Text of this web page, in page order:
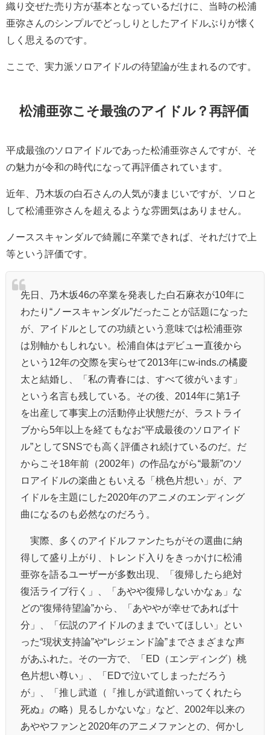
織り交ぜた売り方が基本となっているだけに、当時の松浦
亜弥さんのシンプルでどっしりとしたアイドルぶりが懐く
しく思えるのです。
ここで、実力派ソロアイドルの待望論が生まれるのです。
松浦亜弥こそ最強のアイドル？再評価
平成最強のソロアイドルであった松浦亜弥さんですが、そ
の魅力が令和の時代になって再評価されています。
近年、乃木坂の白石さんの人気が凄まじいですが、ソロと
して松浦亜弥さんを超えるような雰囲気はありません。
ノーススキャンダルで綺麗に卒業できれば、それだけで上
等という評価です。
先日、乃木坂46の卒業を発表した白石麻衣が10年に
わたり“ノースキャンダル”だったことが話題になった
が、アイドルとしての功績という意味では松浦亜弥
は別軸かもしれない。松浦自体はデビュー直後から
という12年の交際を実らせて2013年にw-inds.の橘慶
太と結婚し、「私の青春には、すべて彼がいます」
という名言も残している。その後、2014年に第1子
を出産して事実上の活動停止状態だが、ラストライ
ブから5年以上を経てもなお“平成最後のソロアイド
ル”としてSNSでも高く評価され続けているのだ。だ
からこそ18年前（2002年）の作品ながら“最新”のソ
ロアイドルの楽曲ともいえる「桃色片想い」が、ア
イドルを主題にした2020年のアニメのエンディング
曲になるのも必然なのだろう。
実際、多くのアイドルファンたちがその選曲に納
得して盛り上がり、トレンド入りをきっかけに松浦
亜弥を語るユーザーが多数出現、「復帰したら絶対
復活ライブ行く」、「あやや復帰しないかなぁ」な
どの“復帰待望論”から、「あややが幸せであれば十
分」、「伝説のアイドルのままでいてほしい」とい
った“現状支持論”や“レジェンド論”までさまざまな声
があふれた。その一方で、「ED（エンディング）桃
色片想い尊い」、「EDで泣いてしまっただろう
が」、「推し武道（『推しが武道館いってくれたら
死ぬ』の略）見るしかないな」など、2002年以来の
あややファンと2020年のアニメファンとの、何かし